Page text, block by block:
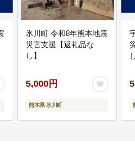
氷川町 令和8年熊本地震
災害支援【返礼品な
し】
5,000円
熊本県 氷川町